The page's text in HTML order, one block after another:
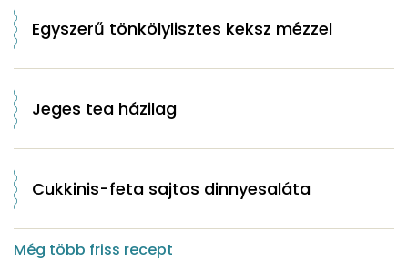
Egyszerű tönkölylisztes keksz mézzel
Jeges tea házilag
Cukkinis-feta sajtos dinnyesaláta
Még több friss recept